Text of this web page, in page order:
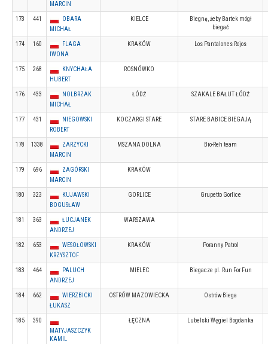
MARCIN
173 441
OBARA
MICHAŁ
KIELCE
Biegnę, żeby Bartek mógł
biegać
174 160
FLAGA
IWONA
KRAKÓW Los Pantalones Rojos
175 268
KNYCHAŁA
HUBERT
ROSNÓWKO
176 433
NOLBRZAK
MICHAŁ
ŁÓDŹ SZAKALE BAŁUT ŁÓDŹ
177 431
NIEGOWSKI
ROBERT
KOCZARGI STARE STARE BABICE BIEGAJĄ
178 1338
ZARZYCKI
MARCIN
MSZANA DOLNA Bio-Reh team
179 696
ZAGÓRSKI
MARCIN
KRAKÓW
180 323
KUJAWSKI
BOGUSŁAW
GORLICE Grupetto Gorlice
181 363
ŁUCJANEK
ANDRZEJ
WARSZAWA
182 653
WESOŁOWSKI
KRZYSZTOF
KRAKÓW Poranny Patrol
183 464
PALUCH
ANDRZEJ
MIELEC Biegacze pl. Run For Fun
184 662
WIERZBICKI
ŁUKASZ
OSTRÓW MAZOWIECKA Ostrów Biega
185
390
MATYJASZCZYK
KAMIL
ŁĘCZNA Lubelski Węgiel Bogdanka